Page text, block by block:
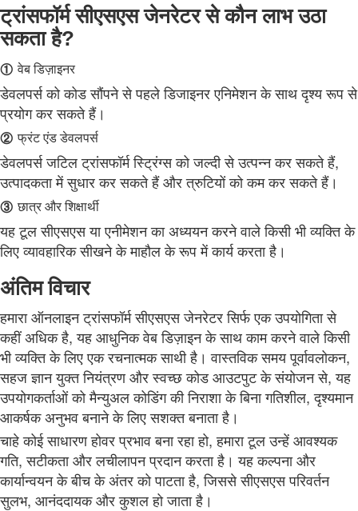
ट्रांसफॉर्म सीएसएस जेनरेटर से कौन लाभ उठा
सकता है?
① वेब डिज़ाइनर
डेवलपर्स को कोड सौंपने से पहले डिजाइनर एनिमेशन के साथ दृश्य रूप से
प्रयोग कर सकते हैं।
② फ्रंट एंड डेवलपर्स
डेवलपर्स जटिल ट्रांसफॉर्म स्ट्रिंग्स को जल्दी से उत्पन्न कर सकते हैं,
उत्पादकता में सुधार कर सकते हैं और त्रुटियों को कम कर सकते हैं।
③ छात्र और शिक्षार्थी
यह टूल सीएसएस या एनीमेशन का अध्ययन करने वाले किसी भी व्यक्ति के
लिए व्यावहारिक सीखने के माहौल के रूप में कार्य करता है।
अंतिम विचार
हमारा ऑनलाइन ट्रांसफॉर्म सीएसएस जेनरेटर सिर्फ एक उपयोगिता से
कहीं अधिक है, यह आधुनिक वेब डिज़ाइन के साथ काम करने वाले किसी
भी व्यक्ति के लिए एक रचनात्मक साथी है। वास्तविक समय पूर्वावलोकन,
सहज ज्ञान युक्त नियंत्रण और स्वच्छ कोड आउटपुट के संयोजन से, यह
उपयोगकर्ताओं को मैन्युअल कोडिंग की निराशा के बिना गतिशील, दृश्यमान
आकर्षक अनुभव बनाने के लिए सशक्त बनाता है।
चाहे कोई साधारण होवर प्रभाव बना रहा हो, हमारा टूल उन्हें आवश्यक
गति, सटीकता और लचीलापन प्रदान करता है। यह कल्पना और
कार्यान्वयन के बीच के अंतर को पाटता है, जिससे सीएसएस परिवर्तन
सुलभ, आनंददायक और कुशल हो जाता है।